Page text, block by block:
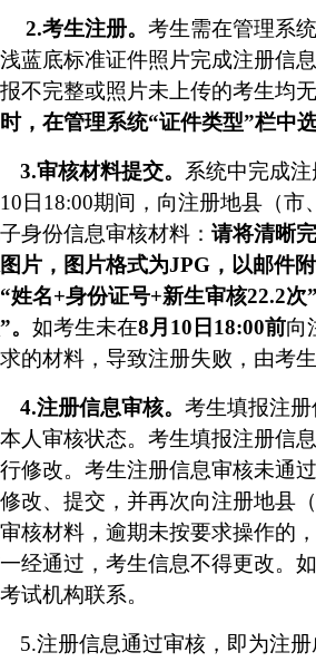
2.考生注册。考生需在管理系
蓝底标准证件照片完成注册信
不完整或照片未上传的考生均
，在管理系统“证件类型”栏中
3.审核材料提交。 系统中完成
10日18:00期间，向注册地县（
身份信息审核材料： 请将清晰
片，图片格式为JPG，以邮件
姓名+身份证号+新生审核22.2次
。 如考生未在8月10日18:00前向
的材料，导致注册失败，由考
4.注册信息审核。 考生填报注
人审核状态。考生填报注册信
修改。考生注册信息审核未通
改、提交，并再次向注册地县
核材料，逾期未按要求操作的
经通过，考生信息不得更改。
试机构联系。
5.注册信息通过审核，即为注